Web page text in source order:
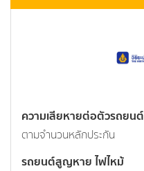
ความเสียหายต่อตัวรถยนต์
ตามจำนวนหลักประกัน
รถยนต์สูญหาย ไฟไหม้